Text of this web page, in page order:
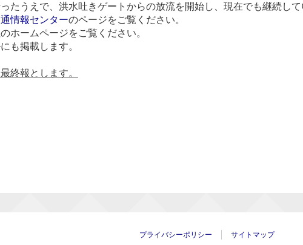
たうえで、洪水吐きゲートからの放流を開始し、現在でも継続して
情報センターのページをご覧ください。
ホームページをご覧ください。
も掲載します。
終報とします。
プライバシーポリシー サイトマップ